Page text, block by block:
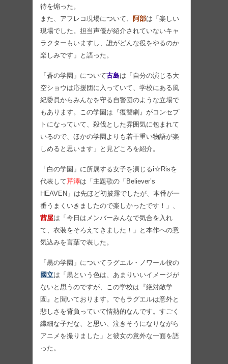
待を煽った。
また、アフレコ現場について、
阿部は「楽しい
現場でした。担当声優が紹介されていないキャ
ラクターもいますし、誰がどんな役をやるのか
楽しみです」と語った。
「蒼の学園」について古島は「自分の演じる大
空ショウは応援団に入っていて、学校にある風
紀委員からみんなを守る自警団のような立場で
もあります。この学園は『復讐劇』がコンセプ
トになっていて、殺伐とした雰囲気に包まれて
いるので、ほかの学園よりも若干重い物語が楽
しめると思います」と見どころを紹介。
「白の学園」に所属する女子を演じるi☆Risを
代表して芹澤は「主題歌の「Believer’s
HEAVEN」は先ほど初披露でしたが、本番が一
番うまくいきましたので楽しかったです！」、
茜屋は「今日はメンバーみんなで気合を入れ
て、衣装をそろえてきました！」と本作への意
気込みを言葉で表した。
「黒の学園」についてラグエル・ノワール役の
國立は「黒という色は、あまりいいイメージが
ないと思うのですが、この学校は『絶対敵学
園』と聞いております。でもラグエルは意外と
悲しさを背負っていて情熱的なんです。すごく
繊細な子だな、と思い、泣きそうになりながら
アニメを撮りました」と彼女の意外な一面を語
った。